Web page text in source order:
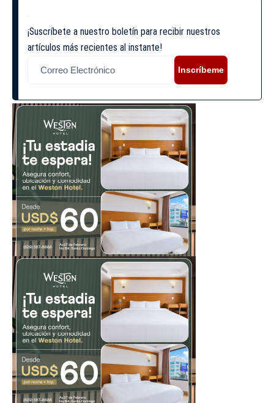
¡Suscríbete a nuestro boletín para recibir nuestros
artículos más recientes al instante!
Inscríbeme